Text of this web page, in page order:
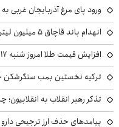
ورود پای مرغ آذربایجان غربی
انهدام باند قاچاق ۵ میلیون لیتری سوخت در بندرعباس
افزایش قیمت طلا امروز شنبه ۱۷ مرداد ۱۴۰۵
ترکیه نخستین بمب سنگرشکن
تذکر رهبر انقلاب به
پیامدهای حذف ارز ترجیحی دارو